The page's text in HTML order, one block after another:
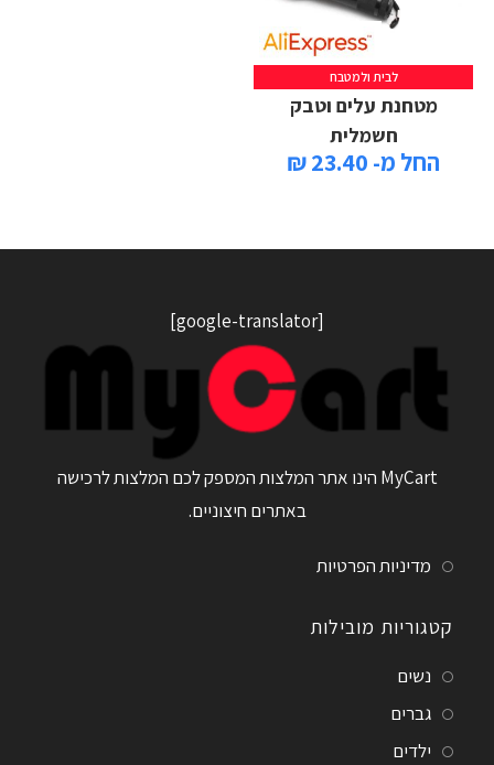
לבית ולמטבח
מטחנת עלים וטבק
חשמלית
החל מ- 23.40 ₪
[google-translator]
MyCart הינו אתר המלצות המספק לכם המלצות לרכישה
באתרים חיצוניים.
מדיניות הפרטיות
קטגוריות מובילות
נשים
גברים
ילדים